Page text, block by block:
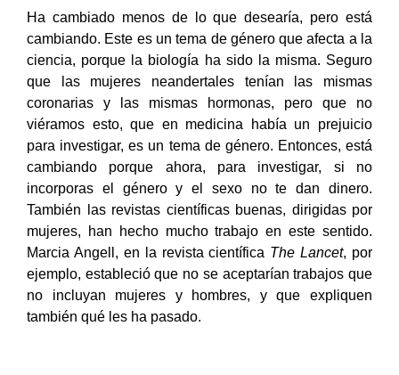
Ha cambiado menos de lo que desearía, pero está
cambiando. Este es un tema de género que afecta a la
ciencia, porque la biología ha sido la misma. Seguro
que las mujeres neandertales tenían las mismas
coronarias y las mismas hormonas, pero que no
viéramos esto, que en medicina había un prejuicio
para investigar, es un tema de género. Entonces, está
cambiando porque ahora, para investigar, si no
incorporas el género y el sexo no te dan dinero.
También las revistas científicas buenas, dirigidas por
mujeres, han hecho mucho trabajo en este sentido.
Marcia Angell, en la revista científica The Lancet, por
ejemplo, estableció que no se aceptarían trabajos que
no incluyan mujeres y hombres, y que expliquen
también qué les ha pasado.